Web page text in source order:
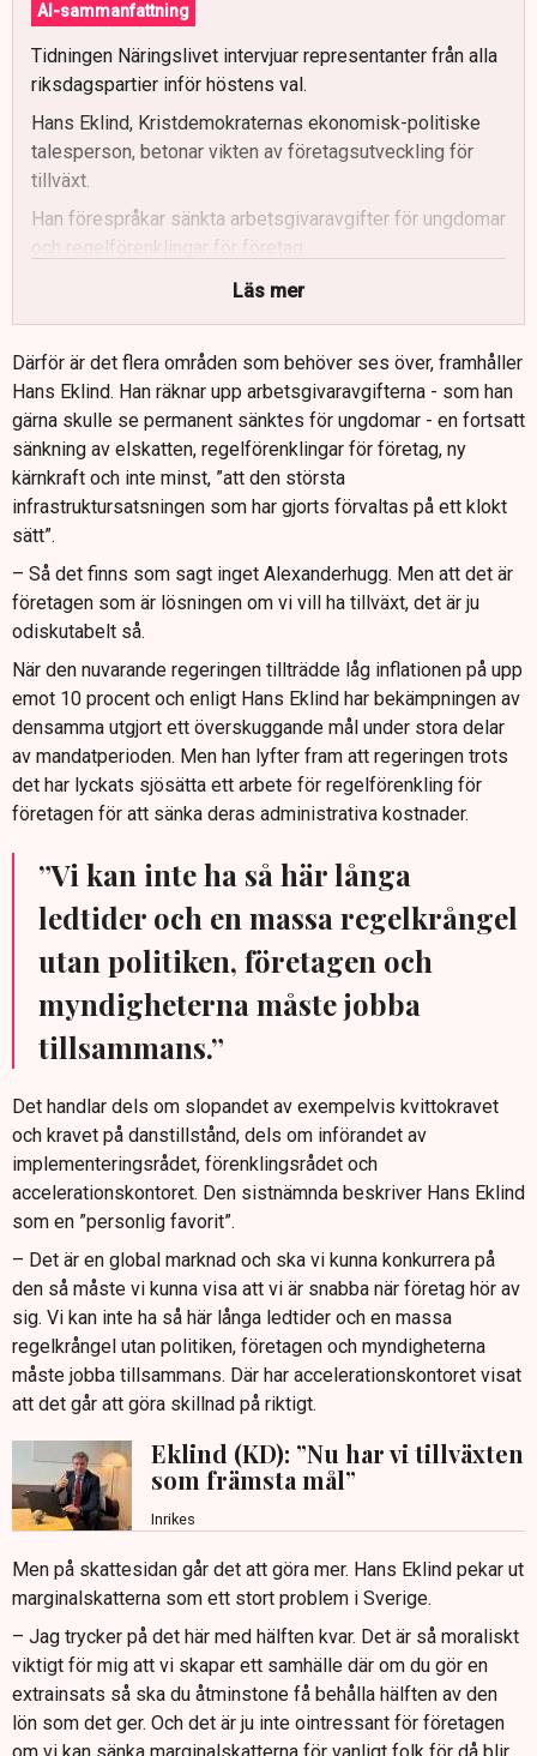
AI-sammanfattning
Tidningen Näringslivet intervjuar representanter från alla
riksdagspartier inför höstens val.
Hans Eklind, Kristdemokraternas ekonomisk-politiske
talesperson, betonar vikten av företagsutveckling för
tillväxt.
Han förespråkar sänkta arbetsgivaravgifter för ungdomar
och regelförenklingar för företag.
Regeringen har arbetat med att förenkla företagens
Kristdemokraterna vill fasa ut reavinstskatten för att
underlätta för bostadsförsäljningar.
Hans Eklind ser aktivitetskravet för arbetslösa som ett
viktigt steg för att hantera arbetslösheten.
Läs mer
Därför är det flera områden som behöver ses över, framhåller
Hans Eklind. Han räknar upp arbetsgivaravgifterna - som han
gärna skulle se permanent sänktes för ungdomar - en fortsatt
sänkning av elskatten, regelförenklingar för företag, ny
kärnkraft och inte minst, ”att den största
infrastruktursatsningen som har gjorts förvaltas på ett klokt
sätt”.
– Så det finns som sagt inget Alexanderhugg. Men att det är
företagen som är lösningen om vi vill ha tillväxt, det är ju
odiskutabelt så.
När den nuvarande regeringen tillträdde låg inflationen på upp
emot 10 procent och enligt Hans Eklind har bekämpningen av
densamma utgjort ett överskuggande mål under stora delar
av mandatperioden. Men han lyfter fram att regeringen trots
det har lyckats sjösätta ett arbete för regelförenkling för
företagen för att sänka deras administrativa kostnader.
”Vi kan inte ha så här långa
ledtider och en massa regelkrångel
utan politiken, företagen och
myndigheterna måste jobba
tillsammans.”
Det handlar dels om slopandet av exempelvis kvittokravet
och kravet på danstillstånd, dels om införandet av
implementeringsrådet, förenklingsrådet och
accelerationskontoret. Den sistnämnda beskriver Hans Eklind
som en ”personlig favorit”.
– Det är en global marknad och ska vi kunna konkurrera på
den så måste vi kunna visa att vi är snabba när företag hör av
sig. Vi kan inte ha så här långa ledtider och en massa
regelkrångel utan politiken, företagen och myndigheterna
måste jobba tillsammans. Där har accelerationskontoret visat
att det går att göra skillnad på riktigt.
Eklind (KD): ”Nu har vi tillväxten
som främsta mål”
Inrikes
Men på skattesidan går det att göra mer. Hans Eklind pekar ut
marginalskatterna som ett stort problem i Sverige.
– Jag trycker på det här med hälften kvar. Det är så moraliskt
viktigt för mig att vi skapar ett samhälle där om du gör en
extrainsats så ska du åtminstone få behålla hälften av den
lön som det ger. Och det är ju inte ointressant för företagen